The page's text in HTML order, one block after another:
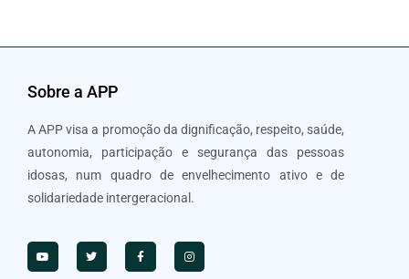
Sobre a APP
A APP visa a promoção da dignificação, respeito, saúde,
autonomia, participação e segurança das pessoas
idosas, num quadro de envelhecimento ativo e de
solidariedade intergeracional.